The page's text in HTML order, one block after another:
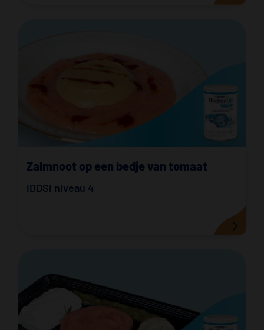
Zalmnoot op een bedje van tomaat
IDDSI niveau 4